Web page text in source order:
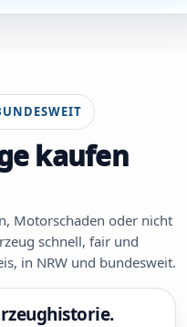
kaufen
Motorschaden oder nicht
schnell, fair und
in NRW und bundesweit.